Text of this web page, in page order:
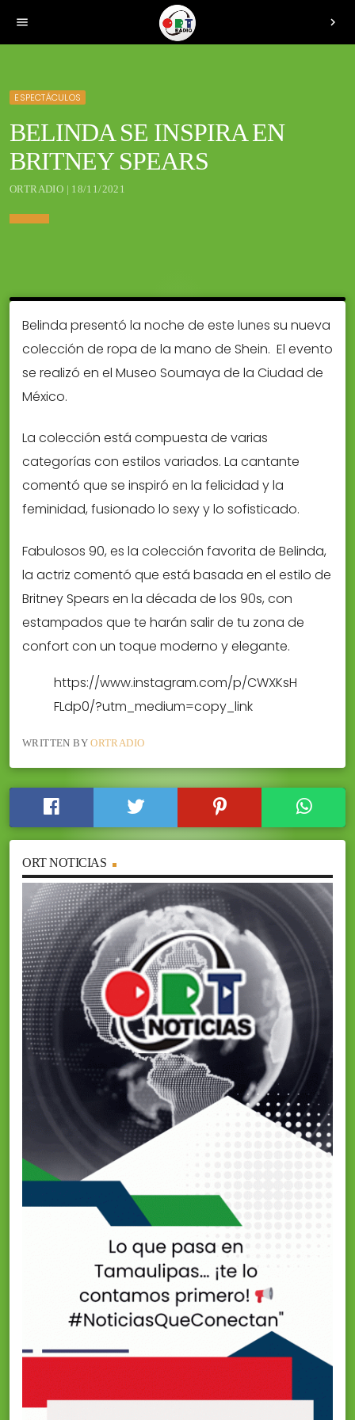
menu chevron_right
ESPECTÁCULOS
BELINDA SE INSPIRA EN
BRITNEY SPEARS
ORTRADIO | 18/11/2021
Belinda presentó la noche de este lunes su nueva
colección de ropa de la mano de Shein. El evento
se realizó en el Museo Soumaya de la Ciudad de
México.
La colección está compuesta de varias
categorías con estilos variados. La cantante
comentó que se inspiró en la felicidad y la
feminidad, fusionado lo sexy y lo sofisticado.
Fabulosos 90, es la colección favorita de Belinda,
la actriz comentó que está basada en el estilo de
Britney Spears en la década de los 90s, con
estampados que te harán salir de tu zona de
confort con un toque moderno y elegante.
https://www.instagram.com/p/CWXKsH
FLdp0/?utm_medium=copy_link
WRITTEN BYORTRADIO
ORT NOTICIAS